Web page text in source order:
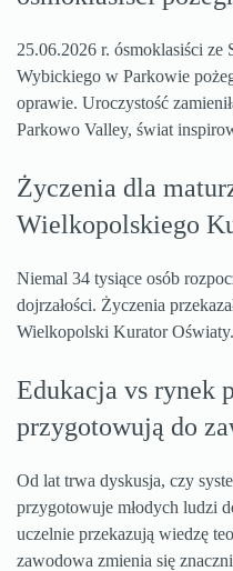
25.06.2026 r. ósmoklasiści ze
Wybickiego w Parkowie
oprawie. Uroczystość
Parkowo Valley, świat
Życzenia dla
Wielkopolskiego
Niemal 34 tysiące osób
dojrzałości. Życzenia
Wielkopolski Kurator Oświaty.
Edukacja vs rynek
przygotowują do
Od lat trwa dyskusja, czy
przygotowuje młodych ludzi
uczelnie przekazują wiedzę
zawodowa zmienia się